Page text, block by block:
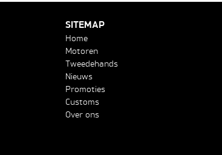
SITEMAP
Home
Motoren
Tweedehands
Nieuws
Promoties
Customs
Over ons